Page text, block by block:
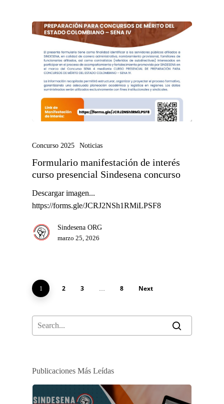
Concurso 2025 Noticias
Formulario manifestación de interés
curso presencial Sindesena concurso
Descargar imagen...
https://forms.gle/JCRJ2NSh1RMiLPSF8
Sindesena ORG
marzo 25, 2026
1 2 3 … 8 Next
Publicaciones Más Leídas